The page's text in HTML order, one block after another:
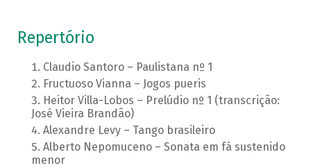
Repertório
Claudio Santoro – Paulistana nº 1
Fructuoso Vianna – Jogos pueris
Heitor Villa-Lobos – Prelúdio nº 1 (transcrição:
José Vieira Brandão)
Alexandre Levy – Tango brasileiro
Alberto Nepomuceno – Sonata em fá sustenido
menor